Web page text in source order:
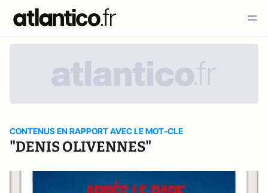
CONTENUS EN RAPPORT AVEC LE MOT-CLE
"DENIS OLIVENNES"